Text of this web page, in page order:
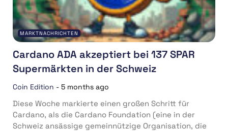
MARKTNACHRICHTEN
Cardano ADA akzeptiert bei 137 SPAR
Supermärkten in der Schweiz
Coin Edition - 5 months ago
Diese Woche markierte einen großen Schritt für
Cardano, als die Cardano Foundation (eine in der
Schweiz ansässige gemeinnützige Organisation, die